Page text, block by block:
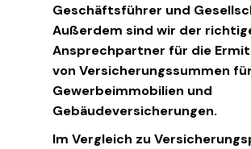
Geschäftsführer und
Außerdem sind wir der
Ansprechpartner für die
von Versicherungssummen für
Gewerbeimmobilien und
Gebäudeversicherungen.
Im Vergleich zu